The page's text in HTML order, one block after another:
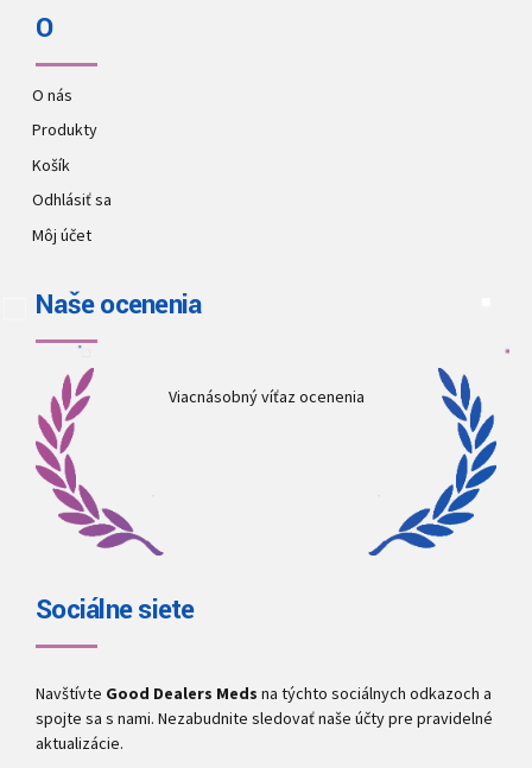
O
O nás
Produkty
Košík
Odhlásiť sa
Môj účet
Naše ocenenia
Viacnásobný víťaz ocenenia
Sociálne siete
Navštívte Good Dealers Meds na týchto sociálnych odkazoch a
spojte sa s nami. Nezabudnite sledovať naše účty pre pravidelné
aktualizácie.